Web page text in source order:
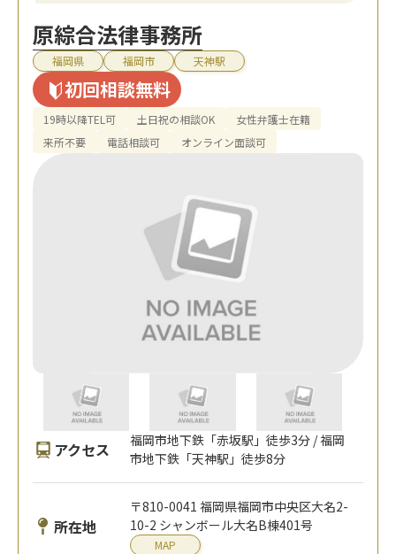
原綜合法律事務所
福岡県 福岡市 天神駅
初回相談無料
19時以降TEL可 土日祝の相談OK
女性弁護士在籍
来所不要
電話相談可 オンライン面談可
アクセス
福岡市地下鉄「赤坂駅」徒歩3分 / 福岡
市地下鉄「天神駅」徒歩8分
所在地
〒810-0041 福岡県福岡市中央区大名2-
10-2 シャンボール大名B棟401号
MAP